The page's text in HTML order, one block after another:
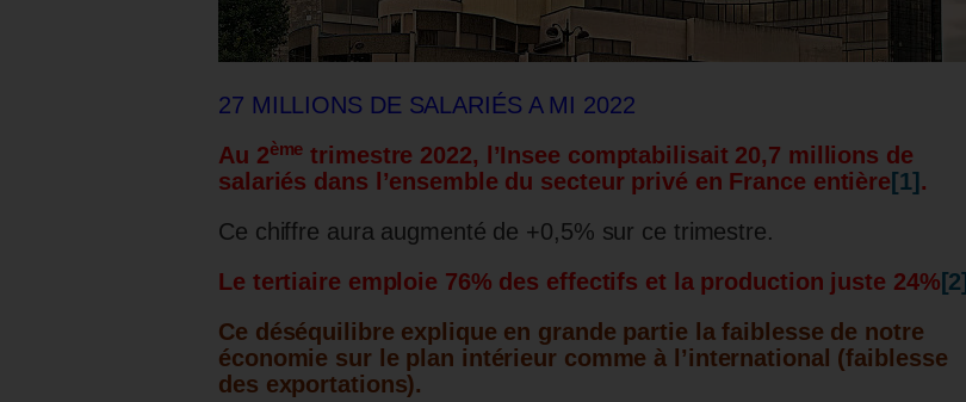
27 MILLIONS DE SALARIÉS A MI 2022
Au 2ème trimestre 2022, l’Insee comptabilisait 20,7 millions de
salariés dans l’ensemble du secteur privé en France entière [1] .
Ce chiffre aura augmenté de +0,5% sur ce trimestre.
Le tertiaire emploie 76% des effectifs et la production juste 24% [2]
Ce déséquilibre explique en grande partie la faiblesse de notre
économie sur le plan intérieur comme à l’international (faiblesse
des exportations).